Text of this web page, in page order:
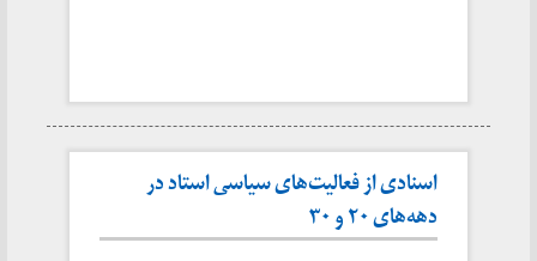
اسنادی از فعالیت‌های سیاسی استاد در
دهه‌های ۲۰ و ۳۰